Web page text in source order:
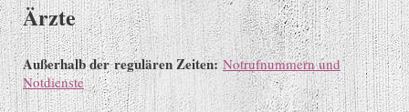
Ärzte
Außerhalb der regulären Zeiten: Notrufnummern und
Notdienste